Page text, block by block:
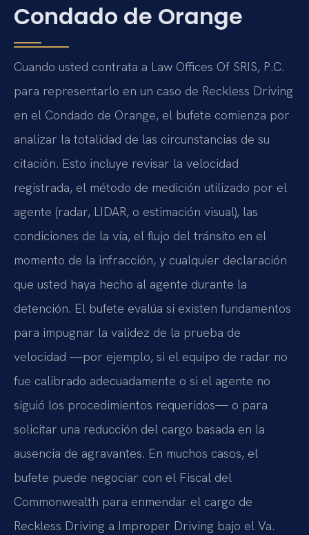
Condado de Orange
Cuando usted contrata a Law Offices Of SRIS, P.C.
para representarlo en un caso de Reckless Driving
en el Condado de Orange, el bufete comienza por
analizar la totalidad de las circunstancias de su
citación. Esto incluye revisar la velocidad
registrada, el método de medición utilizado por el
agente (radar, LIDAR, o estimación visual), las
condiciones de la vía, el flujo del tránsito en el
momento de la infracción, y cualquier declaración
que usted haya hecho al agente durante la
detención. El bufete evalúa si existen fundamentos
para impugnar la validez de la prueba de
velocidad —por ejemplo, si el equipo de radar no
fue calibrado adecuadamente o si el agente no
siguió los procedimientos requeridos— o para
solicitar una reducción del cargo basada en la
ausencia de agravantes. En muchos casos, el
bufete puede negociar con el Fiscal del
Commonwealth para enmendar el cargo de
Reckless Driving a Improper Driving bajo el Va.